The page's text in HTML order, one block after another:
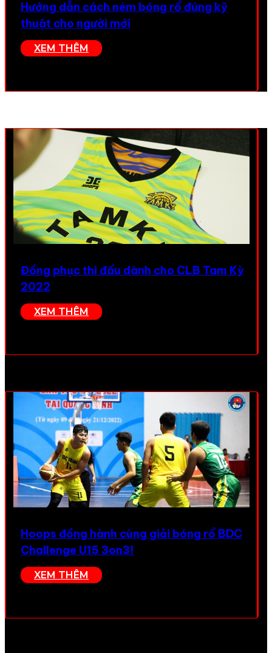
Hướng dẫn cách ném bóng rổ đúng kỹ
thuật cho người mới
XEM THÊM
Đồng phục thi đấu dành cho CLB Tam Kỳ
2022
XEM THÊM
Hoops đồng hành cùng giải bóng rổ BDC
Challenge U15 3on3!
XEM THÊM